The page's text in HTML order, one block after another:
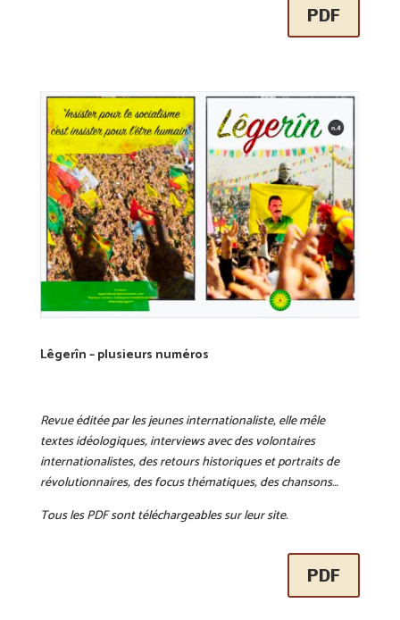
PDF
Lêgerîn – plusieurs numéros
Revue éditée par les jeunes internationaliste, elle mêle
textes idéologiques, interviews avec des volontaires
internationalistes, des retours historiques et portraits de
révolutionnaires, des focus thématiques, des chansons…
Tous les PDF sont téléchargeables sur leur site.
PDF